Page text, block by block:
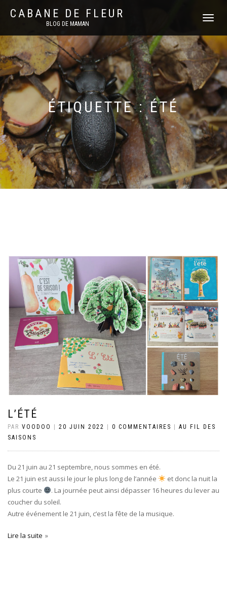
CABANE DE FLEUR
BLOG DE MAMAN
DÉPLIER
ÉTIQUETTE :ÉTÉ
L’ÉTÉ
PAR VOODOO | 20 JUIN 2022 | 0 COMMENTAIRES | AU FIL DES
SAISONS
Du 21 juin au 21 septembre, nous sommes en été.
Le 21 juin est aussi le jour le plus long de l’année
et donc la nuit la
plus courte
. La journée peut ainsi dépasser 16 heures du lever au
coucher du soleil.
Autre événement le 21 juin, c’est la fête de la musique.
Lire la suite